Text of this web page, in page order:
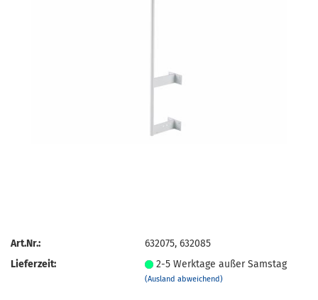
Art.Nr.:
632075, 632085
Lieferzeit:
2-5 Werktage außer Samstag
(Ausland abweichend)